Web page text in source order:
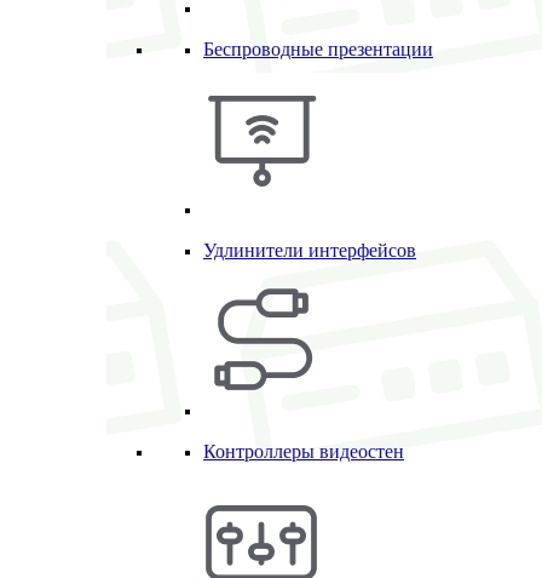
Беспроводные презентации
Удлинители интерфейсов
Контроллеры видеостен